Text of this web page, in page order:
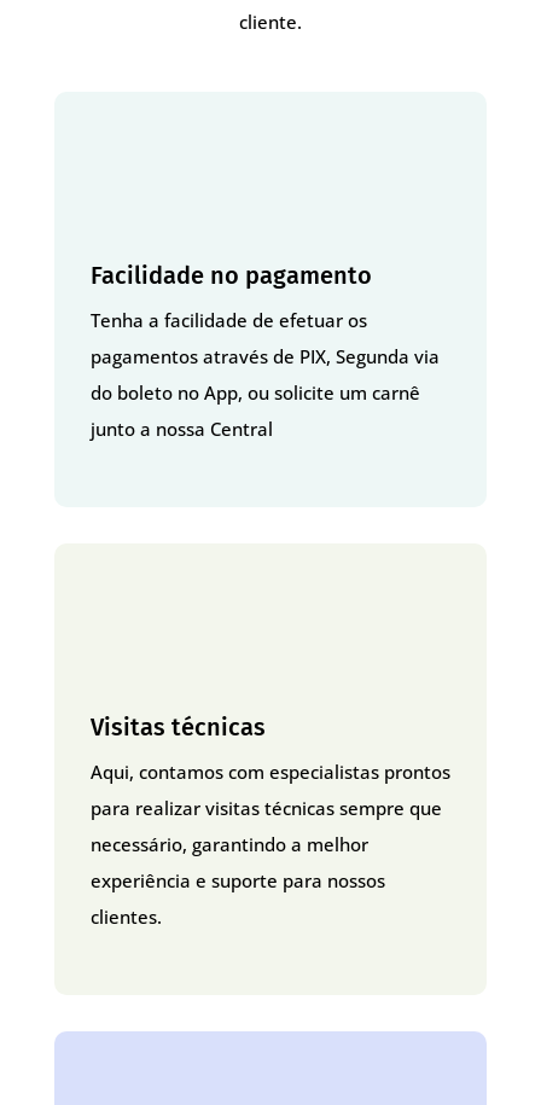
cliente.
Facilidade no pagamento
Tenha a facilidade de efetuar os
pagamentos através de PIX, Segunda via
do boleto no App, ou solicite um carnê
junto a nossa Central
Visitas técnicas
Aqui, contamos com especialistas prontos
para realizar visitas técnicas sempre que
necessário, garantindo a melhor
experiência e suporte para nossos
clientes.